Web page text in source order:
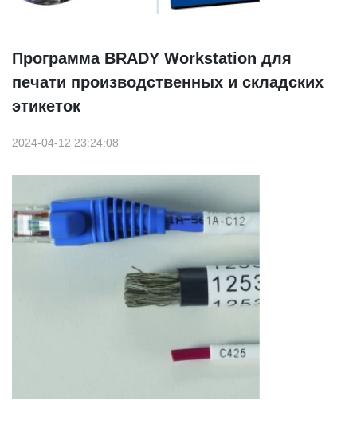
Программа BRADY Workstation для
печати производственных и складских
этикеток
2024-04-12 23:24:08